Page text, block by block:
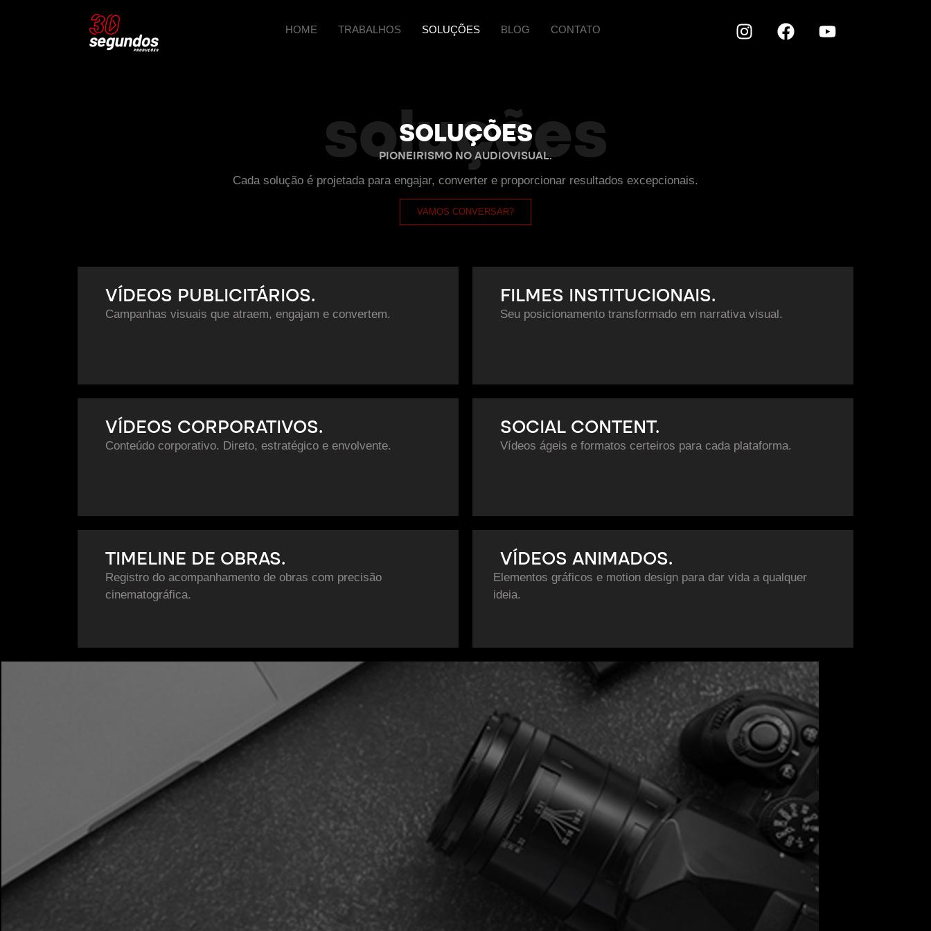
HOME TRABALHOS SOLUÇÕES BLOG CONTATO
soluções
SOLUÇÕES
PIONEIRISMO NO AUDIOVISUAL.
Cada solução é projetada para engajar, converter e proporcionar resultados excepcionais.
VAMOS CONVERSAR?
VÍDEOS PUBLICITÁRIOS.
Campanhas visuais que atraem, engajam e convertem.
FILMES INSTITUCIONAIS.
Seu posicionamento transformado em narrativa visual.
VÍDEOS CORPORATIVOS.
Conteúdo corporativo. Direto, estratégico e envolvente.
SOCIAL CONTENT.
Vídeos ágeis e formatos certeiros para cada plataforma.
TIMELINE DE OBRAS.
Registro do acompanhamento de obras com precisão
cinematográfica.
VÍDEOS ANIMADOS.
Elementos gráficos e motion design para dar vida a qualquer
ideia.